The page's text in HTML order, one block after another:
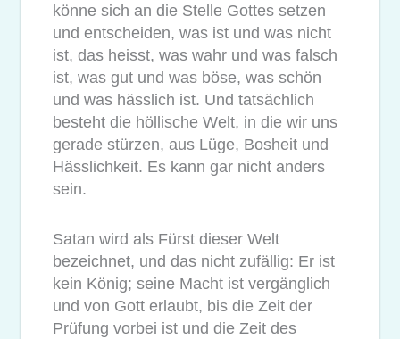
könne sich an die Stelle Gottes setzen
und entscheiden, was ist und was nicht
ist, das heisst, was wahr und was falsch
ist, was gut und was böse, was schön
und was hässlich ist. Und tatsächlich
besteht die höllische Welt, in die wir uns
gerade stürzen, aus Lüge, Bosheit und
Hässlichkeit. Es kann gar nicht anders
sein.
Satan wird als Fürst dieser Welt
bezeichnet, und das nicht zufällig: Er ist
kein König; seine Macht ist vergänglich
und von Gott erlaubt, bis die Zeit der
Prüfung vorbei ist und die Zeit des